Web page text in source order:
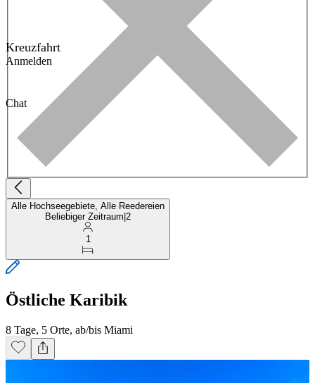
Kreuzfahrt
Anmelden
Chat
Alle Hochseegebiete, Alle Reedereien
Beliebiger Zeitraum 2
1
Östliche Karibik
8 Tage, 5 Orte, ab/bis Miami